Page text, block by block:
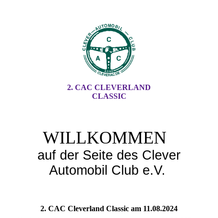
2. CAC CLEVERLAND
CLASSIC
WILLKOMMEN
auf der Seite des Clever
Automobil Club e.V.
2. CAC Cleverland Classic am 11.08.2024